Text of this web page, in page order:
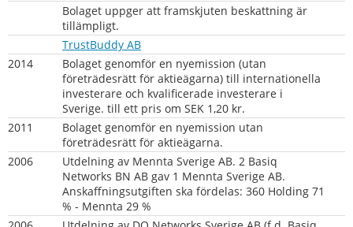
Bolaget uppger att framskjuten beskattning är
tillämpligt.
TrustBuddy AB
2014
Bolaget genomför en nyemission (utan
företrädesrätt för aktieägarna) till internationella
investerare och kvalificerade investerare i
Sverige. till ett pris om SEK 1,20 kr.
2011
Bolaget genomför en nyemission utan
företrädesrätt för aktieägarna.
2006
Utdelning av Mennta Sverige AB. 2 Basiq
Networks BN AB gav 1 Mennta Sverige AB.
Anskaffningsutgiften ska fördelas: 360 Holding 71
% - Mennta 29 %